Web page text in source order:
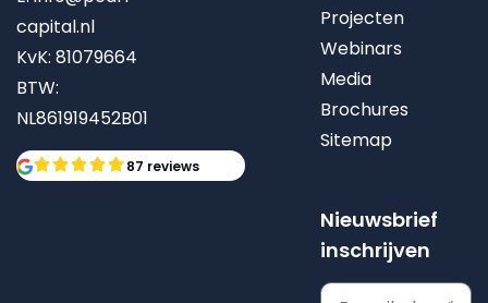
capital.nl
KvK: 81079664
BTW:
NL861919452B01
87 reviews
Projecten
Webinars
Media
Brochures
Sitemap
Nieuwsbrief
inschrijven